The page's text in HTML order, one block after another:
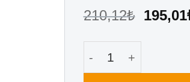
210,12₺ Orijinal
195,01